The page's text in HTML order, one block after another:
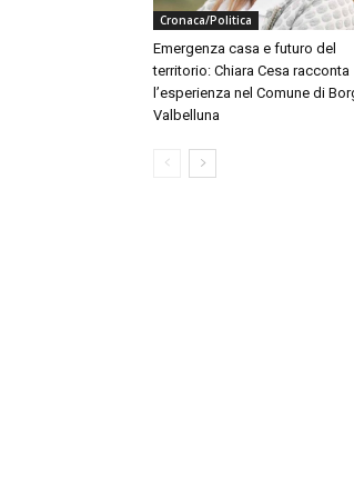
Cronaca/Politica
Emergenza casa e futuro del
territorio: Chiara Cesa racconta
l’esperienza nel Comune di
Valbelluna